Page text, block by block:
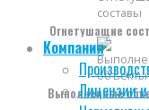
Компания
Лицензии
Огнетушащие
Выполненные